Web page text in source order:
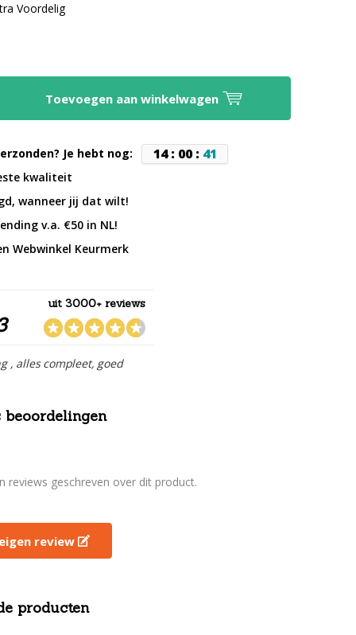
Voordelig
Toevoegen aan winkelwagen
Je hebt nog: 14: 00: 40
kwaliteit
wanneer jij dat wilt!
v.a. €50 in NL!
Webwinkel Keurmerk
uit 3000+ reviews
, alles compleet, goed
beoordelingen
reviews geschreven over dit product.
review
producten